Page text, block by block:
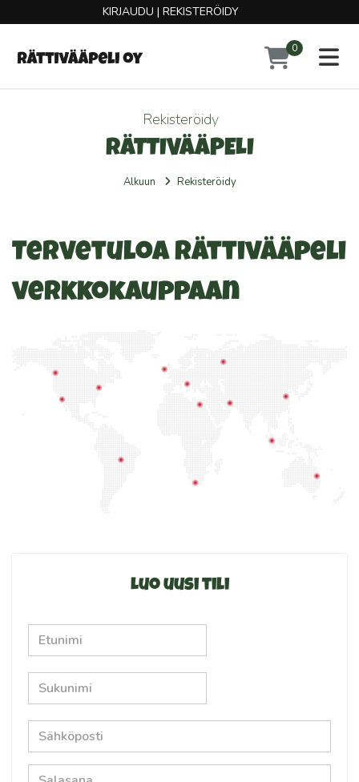
KIRJAUDU | REKISTERÖIDY
0
Rekisteröidy
RÄTTIVÄÄPELI
Alkuun Rekisteröidy
Tervetuloa Rättivääpeli
verkkokauppaan
Luo uusi tili